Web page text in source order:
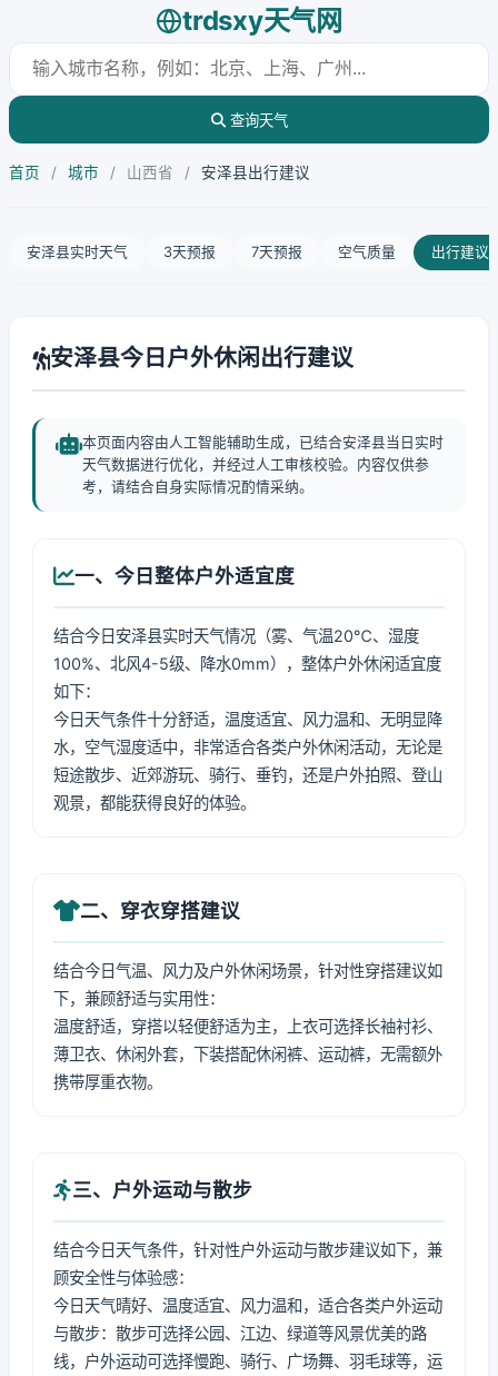
trdsxy天气网
查询天气
首页 / 城市 / 山西省 / 安泽县出行建议
安泽县实时天气 3天预报 7天预报 空气质量 出行建议
安泽县今日户外休闲出行建议
本页面内容由人工智能辅助生成，已结合安泽县当日实时
天气数据进行优化，并经过人工审核校验。内容仅供参
考，请结合自身实际情况酌情采纳。
一、今日整体户外适宜度
结合今日安泽县实时天气情况（雾、气温20℃、湿度
100%、北风4-5级、降水0mm），整体户外休闲适宜度
如下：
今日天气条件十分舒适，温度适宜、风力温和、无明显降
水，空气湿度适中，非常适合各类户外休闲活动，无论是
短途散步、近郊游玩、骑行、垂钓，还是户外拍照、登山
观景，都能获得良好的体验。
二、穿衣穿搭建议
结合今日气温、风力及户外休闲场景，针对性穿搭建议如
下，兼顾舒适与实用性：
温度舒适，穿搭以轻便舒适为主，上衣可选择长袖衬衫、
薄卫衣、休闲外套，下装搭配休闲裤、运动裤，无需额外
携带厚重衣物。
三、户外运动与散步
结合今日天气条件，针对性户外运动与散步建议如下，兼
顾安全性与体验感：
今日天气晴好、温度适宜、风力温和，适合各类户外运动
与散步：散步可选择公园、江边、绿道等风景优美的路
线，户外运动可选择慢跑、骑行、广场舞、羽毛球等，运